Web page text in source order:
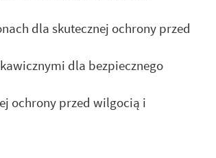
dla skutecznej ochrony przed
dla bezpiecznego
ochrony przed wilgocią i